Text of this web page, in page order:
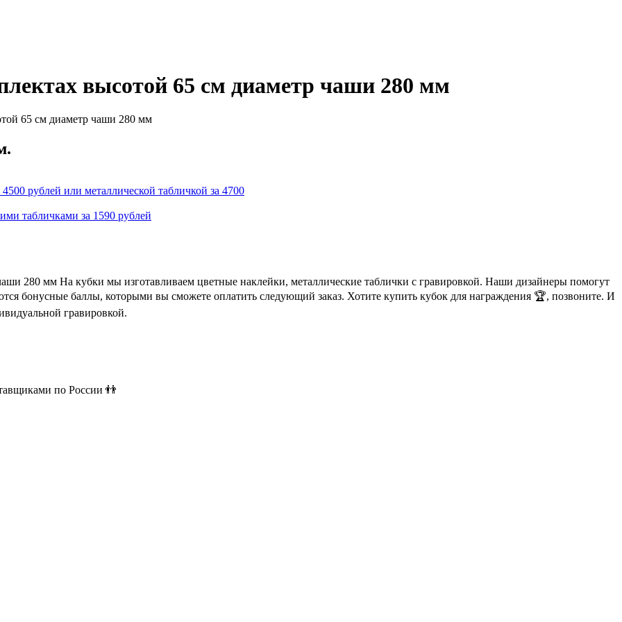
высотой 65 см диаметр чаши 280 мм
65 см диаметр чаши 280 мм
рублей или металлической табличкой за 4700
табличками за 1590 рублей
280 мм На кубки мы изготавливаем цветные наклейки, металлические таблички с гравировкой. Наши дизайнеры помогут
бонусные баллы, которыми вы сможете оплатить следующий заказ. Хотите купить кубок для награждения 🏆, позвоните. И
гравировкой.
по России 👬